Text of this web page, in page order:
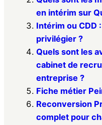
en intérim sur
Intérim ou CDD
privilégier ?
Quels sont les
cabinet de
entreprise ?
Fiche métier
Reconversion
complet pour